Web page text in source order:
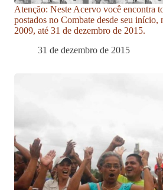
Atenção: Neste Acervo você encontra
postados no Combate desde seu início,
2009, até 31 de dezembro de 2015.
31 de dezembro de 2015